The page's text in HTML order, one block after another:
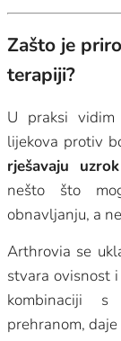
Zašto je
terapiji?
U praksi
lijekova protiv
rješavaju
nešto što
obnavljanju, a
Arthrovia se
stvara ovisnost
kombinaciji
prehranom,